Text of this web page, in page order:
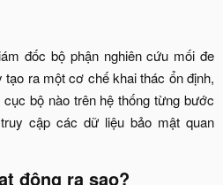
đốc bộ phận nghiên cứu mối đe
ra một cơ chế khai thác ổn định,
bộ nào trên hệ thống từng bước
cập các dữ liệu bảo mật quan
động ra sao?​